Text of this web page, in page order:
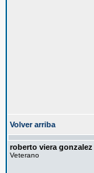
Volver arriba
roberto viera gonzalez
Veterano